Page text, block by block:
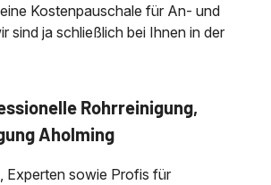
Kostenpauschale für An- und
sind ja schließlich bei Ihnen in der
Rohrreinigung,
Aholming
Experten sowie Profis für